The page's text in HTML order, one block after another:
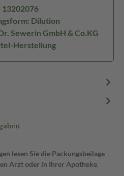
13202076
Dilution
Sewerin GmbH & Co.KG
Herstellung
lesen Sie die Packungsbeilage
Arzt oder in Ihrer Apotheke.